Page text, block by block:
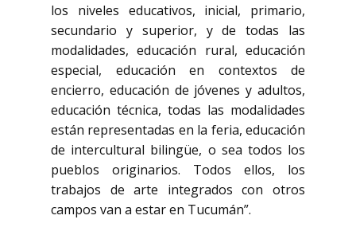
los niveles educativos, inicial, primario,
secundario y superior, y de todas las
modalidades, educación rural, educación
especial, educación en contextos de
encierro, educación de jóvenes y adultos,
educación técnica, todas las modalidades
están representadas en la feria, educación
de intercultural bilingüe, o sea todos los
pueblos originarios. Todos ellos, los
trabajos de arte integrados con otros
campos van a estar en Tucumán”.